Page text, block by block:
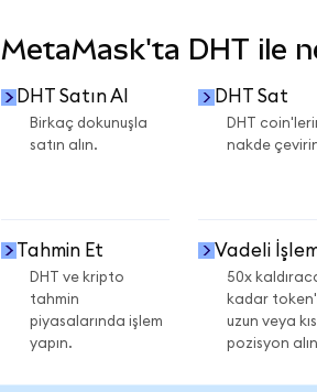
MetaMask'ta DHT ile
DHT Satın Al
Birkaç dokunuşla
satın alın.
DHT Sat
DHT
nakde
Tahmin Et
DHT ve kripto
tahmin
piyasalarında işlem
yapın.
Vadeli
50x
kadar
uzun veya
pozisyon